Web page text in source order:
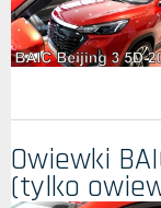
Owiewki
(tylko